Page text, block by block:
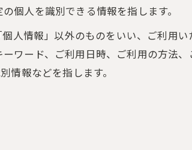
個人を識別できる情報を指します。
人情報」以外のものをいい、ご利用
ード、ご利用日時、ご利用の方法、
情報などを指します。